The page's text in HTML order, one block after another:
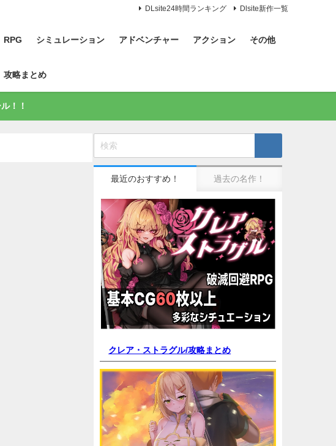
DLsite24時間ランキング Dlsite新作一覧
RPG シミュレーション アドベンチャー アクション その他
攻略まとめ
！！
最近のおすすめ！ 過去の名作！
クレア・ストラグル/攻略まとめ